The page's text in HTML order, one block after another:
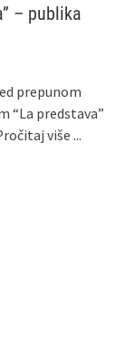
– publika
prepunom
“La predstava”
više ...